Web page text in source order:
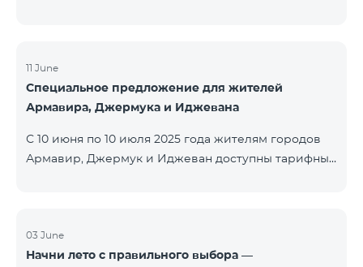
Russian Информационный 230 AMEDIA Фильмы 231
AMEDIA 2 Фильмы 232 AMEDIA HIT Фильмы 233
11 June
Специальное предложение для жителей
Армавира, Джермука и Иджевана
С 10 июня по 10 июля 2025 года жителям городов
Армавир, Джермук и Иджеван доступны тарифные
предоставляется 50% скидка на первые 6 месяцев
при условии годовой подписки (12 месяцев).
03 June
Начни лето с правильного выбора —